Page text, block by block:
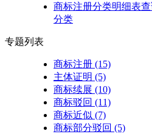
商标注册分类明细表
分类
专题列表
商标注册 (15)
主体证明 (5)
商标续展 (10)
商标驳回 (11)
商标近似 (7)
商标部分驳回 (5)